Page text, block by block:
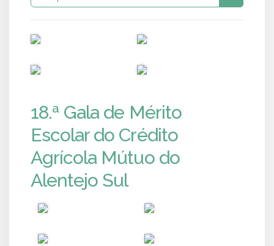
18.ª Gala de Mérito
Escolar do Crédito
Agrícola Mútuo do
Alentejo Sul